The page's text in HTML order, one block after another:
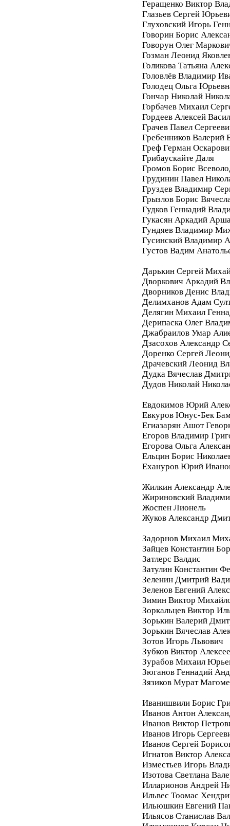
Геращенко Виктор
Глазьев Сергей
Глуховский Игорь
Говорин Борис
Говорун Олег
Гозман Леонид
Голикова Татьяна
Головлёв Владимир
Голодец Ольга
Гончар Николай
Горбачев Михаил
Гордеев Алексей
Грачев Павел
Гребенников Валерий
Греф Герман
Грибаускайте Даля
Громов Борис
Грудинин Павел
Груздев Владимир
Грызлов Борис
Гудков Геннадий
Гукасян Аркадий
Гундяев Владимир
Гусинский Владимир
Густов Вадим
Дарькин Сергей
Дворкович Аркадий
Дворников Денис
Делимханов Адам
Делягин Михаил
Дерипаска Олег
Джабраилов Умар
Дзасохов Александр
Доренко Сергей
Драчевский Леонид
Дудка Вячеслав
Дудов Николай
Евдокимов Юрий
Евкуров Юнус-Бек
Егиазарян Ашот
Егоров Владимир
Егорова Ольга
Ельцин Борис
Ехануров Юрий
Жилкин Александр
Жириновский
Жоспен Лионель
Жуков Александр
Задорнов Михаил
Зайцев Константин
Затлерс Валдис
Затулин Константин
Зеленин Дмитрий
Зеленов Евгений
Зимин Виктор
Зоркальцев Виктор
Зорькин Валерий
Зорькин Вячеслав
Зотов Игорь Львович
Зубков Виктор
Зурабов Михаил
Зюганов Геннадий
Зязиков Мурат
Иванишвили Борис
Иванов Антон
Иванов Виктор
Иванов Игорь
Иванов Сергей
Игнатов Виктор
Изместьев Игорь
Изотова Светлана
Илларионов Андрей
Ильвес Тоомас
Ильюшкин Евгений
Ильясов Станислав